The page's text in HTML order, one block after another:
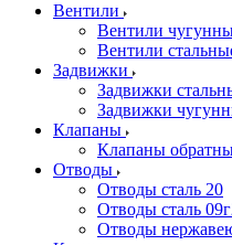
Вентили
Вентили
Вентили
Задвижки
Задвижки
Задвижки
Клапаны
Клапаны
Отводы
Отводы сталь 20
Отводы сталь
Отводы